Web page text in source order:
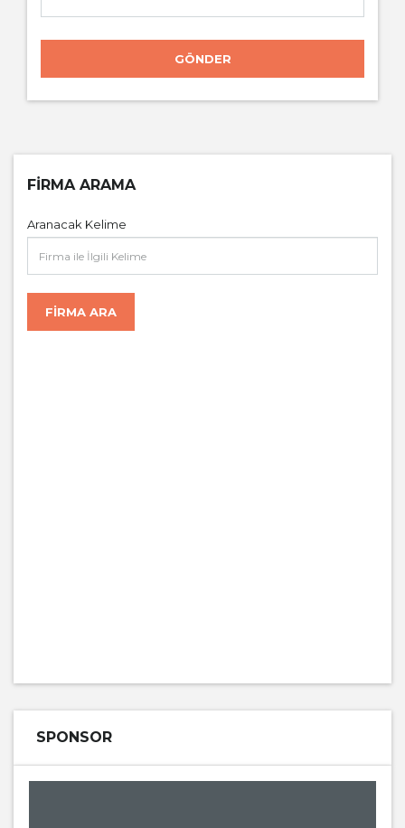
GÖNDER
FIRMA ARAMA
Aranacak Kelime
FIRMA ARA
SPONSOR